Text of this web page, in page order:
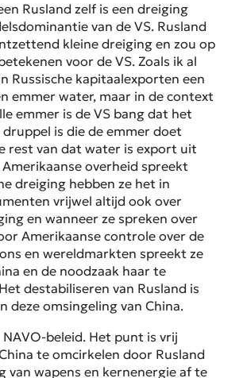
Rusland zelf is een dreiging
van de VS. Rusland
kleine dreiging en zou op
voor de VS. Zoals ik al
Russische kapitaalexporten een
emmer water, maar in de context
emmer is de VS bang dat het
druppel is die de emmer doet
rest van dat water is export uit
Amerikaanse overheid spreekt
dreiging hebben ze het in
vrijwel altijd ook over
en wanneer ze spreken over
Amerikaanse controle over de
en wereldmarkten spreekt ze
en de noodzaak haar te
destabiliseren van Rusland is
deze omsingeling van China.
beleid. Het punt is vrij
te omcirkelen door Rusland
van wapens en kernenergie af te